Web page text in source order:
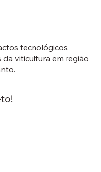
tecnológicos,
viticultura em região